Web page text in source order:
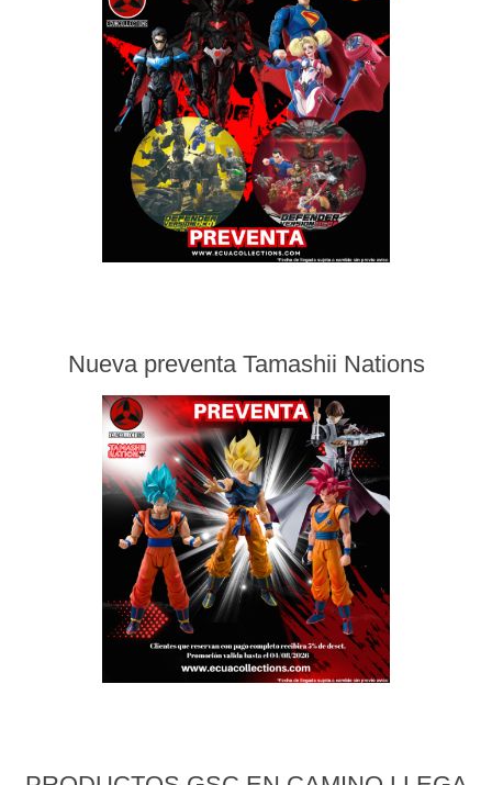
Nueva preventa Tamashii Nations